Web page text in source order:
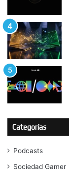
Categorías
Podcasts
Sociedad Gamer